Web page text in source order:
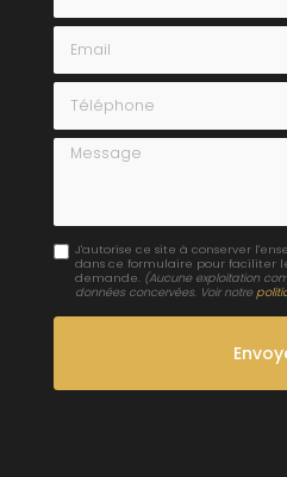
Email
Téléphone
Message
J'autorise ce site à conserver
dans ce formulaire pour faciliter
demande. (Aucune exploitation
données concervées. Voir notre